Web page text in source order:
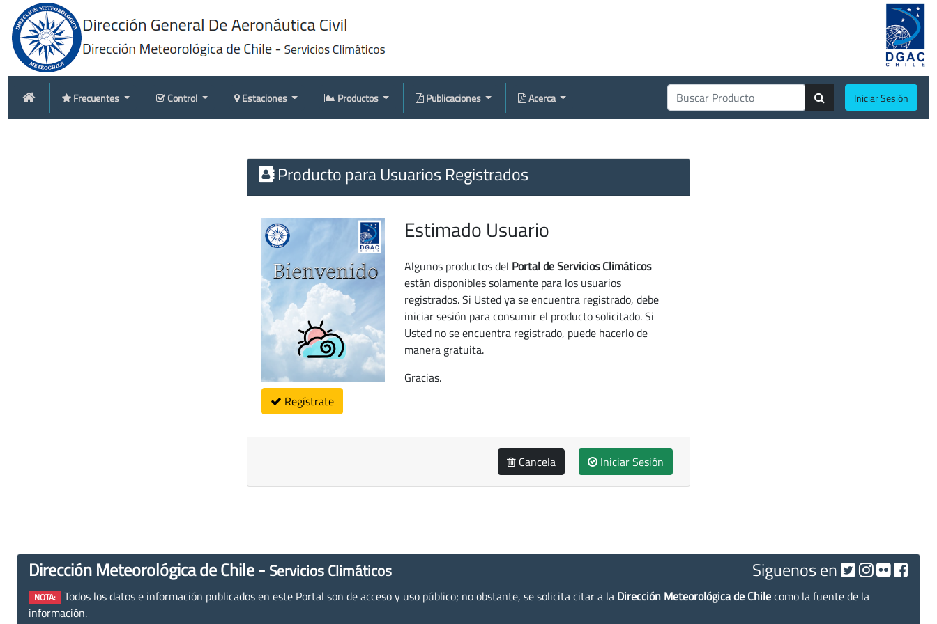
Frecuentes Control Estaciones Productos Publicaciones Acerca Iniciar Sesión
Producto para Usuarios Registrados
Regístrate
Estimado Usuario
Algunos productos del Portal de Servicios Climáticos
están disponibles solamente para los usuarios
registrados. Si Usted ya se encuentra registrado, debe
iniciar sesión para consumir el producto solicitado. Si
Usted no se encuentra registrado, puede hacerlo de
manera gratuita.
Gracias.
Cancela Iniciar Sesión
Dirección Meteorológica de Chile - Servicios Climáticos Siguenos en
NOTA: Todos los datos e información publicados en este Portal son de acceso y uso público; no obstante, se solicita citar a la Dirección Meteorológica de Chilecomo la fuente de la
información.